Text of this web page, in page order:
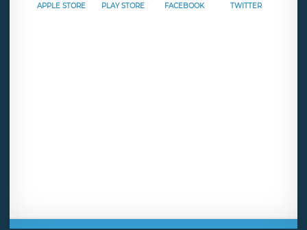
APPLE STORE PLAY STORE FACEBOOK TWITTER